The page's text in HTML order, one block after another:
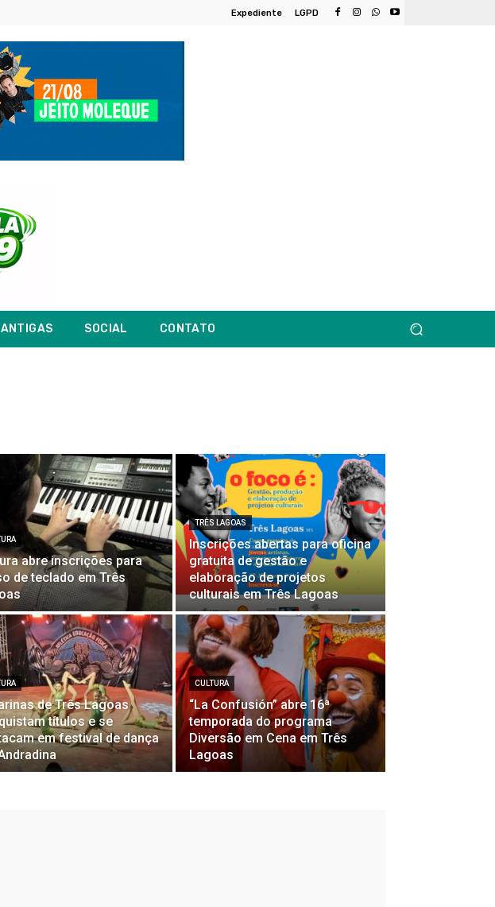
Expediente LGPD
SOCIAL CONTATO
abre inscrições para
de teclado em Três
TRÊS LAGOAS
Inscrições abertas para oficina
gratuita de gestão e
elaboração de projetos
culturais em Três Lagoas
de Três Lagoas
títulos e se
em festival de dança
CULTURA
“La Confusión” abre 16ª
temporada do programa
Diversão em Cena em Três
Lagoas